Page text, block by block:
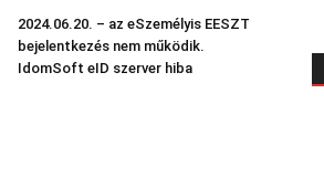
2024.06.20. – az eSzemélyis EESZT
bejelentkezés nem működik.
IdomSoft eID szerver hiba